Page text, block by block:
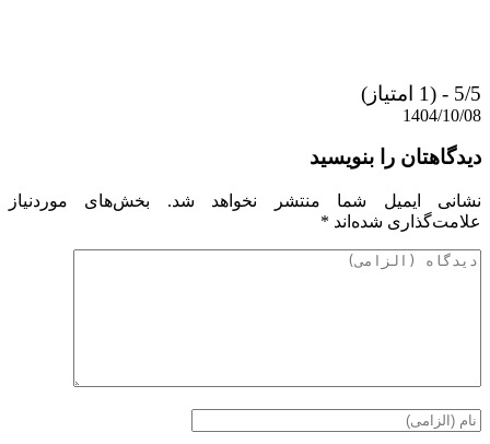
5/5 - (1 امتیاز)
1404/10/08
دیدگاهتان را بنویسید
نشانی ایمیل شما منتشر نخواهد شد.
بخش‌های موردنیاز
علامت‌گذاری شده‌اند *